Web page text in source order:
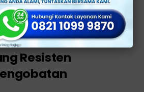
infeksi saluran kemih dapat
beberapa faktor yang dapat
ISK menahun, antara lain:
Resisten